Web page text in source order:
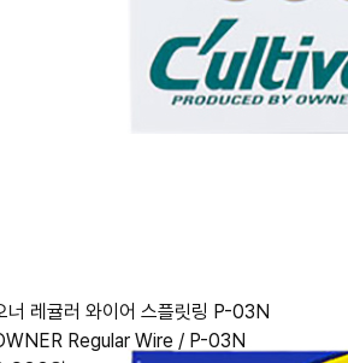
너 레귤러 와이어 스플릿링 P-03N
Regular Wire / P-03N